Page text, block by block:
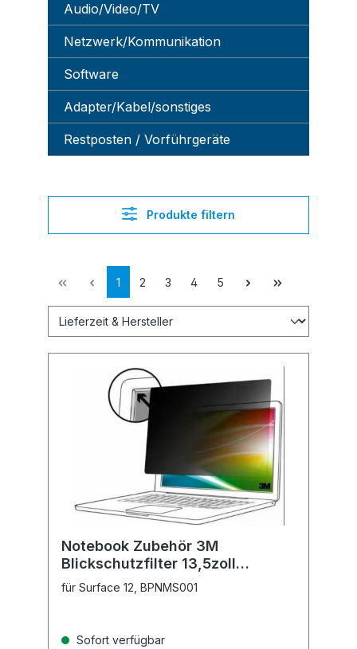
Audio/Video/TV
Netzwerk/Kommunikation
Software
Adapter/Kabel/sonstiges
Restposten / Vorführgeräte
Produkte filtern
1 2 3 4 5
Notebook Zubehör 3M
Blickschutzfilter 13,5zoll
34,29cm 3:2
für Surface 12, BPNMS001
Sofort verfügbar